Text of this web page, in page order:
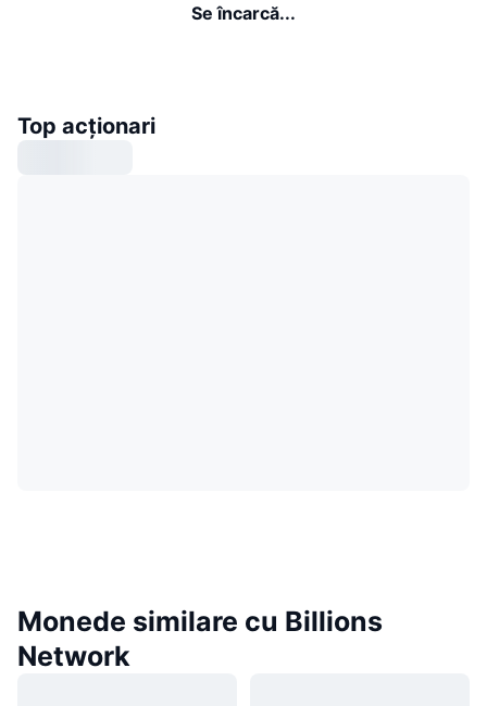
Se încarcă...
Top acționari
Monede similare cu Billions
Network